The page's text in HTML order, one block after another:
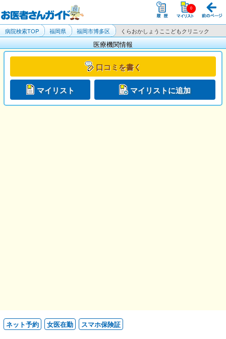
病院検索TOP 福岡県 福岡市博多区 くらおかしょうここどもクリニック
医療機関情報
口コミを書く
マイリスト マイリストに追加
ネット予約 女医在勤 スマホ保険証